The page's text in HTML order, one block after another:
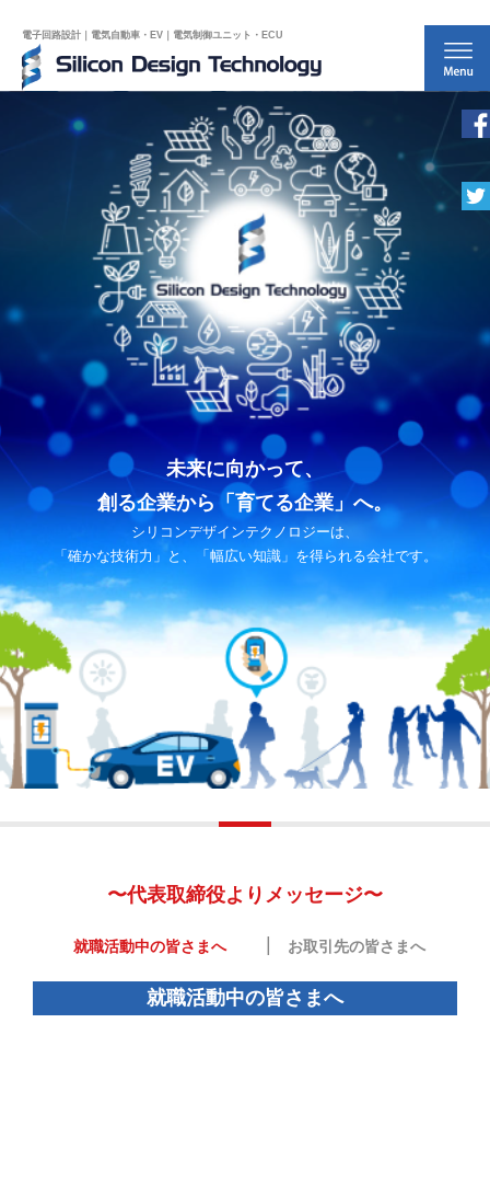
電子回路設計｜電気自動車・EV｜電気制御ユニット・ECU
未来に向かって、
創る企業から「育てる企業」へ。
シリコンデザインテクノロジーは、
「確かな技術力」と、「幅広い知識」を得られる会社です。
〜代表取締役よりメッセージ〜
就職活動中の皆さまへ お取引先の皆さまへ
就職活動中の皆さまへ